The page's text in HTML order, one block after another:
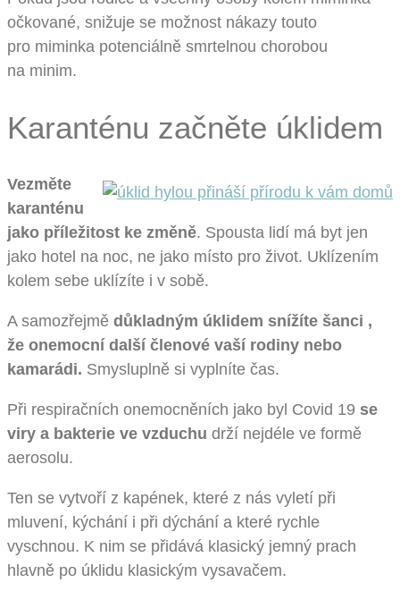
očkované, snižuje se možnost nákazy touto
pro miminka potenciálně smrtelnou chorobou
na minim.
Karanténu začněte úklidem
Vezměte
karanténu
jako příležitost ke změně. Spousta lidí má byt jen
jako hotel na noc, ne jako místo pro život. Uklízením
kolem sebe uklízíte i v sobě.
A samozřejmě důkladným úklidem snížíte šanci ,
že onemocní další členové vaší rodiny nebo
kamarádi. Smysluplně si vyplníte čas.
Při respiračních onemocněních jako byl Covid 19 se
viry a bakterie ve vzduchu drží nejdéle ve formě
aerosolu.
Ten se vytvoří z kapének, které z nás vyletí při
mluvení, kýchání i při dýchání a které rychle
vyschnou. K nim se přidává klasický jemný prach
hlavně po úklidu klasickým vysavačem.